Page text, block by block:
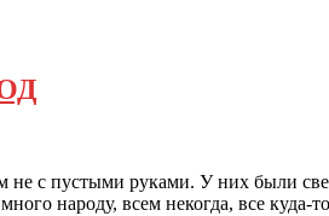
с пустыми руками. У них были
народу, всем некогда, все